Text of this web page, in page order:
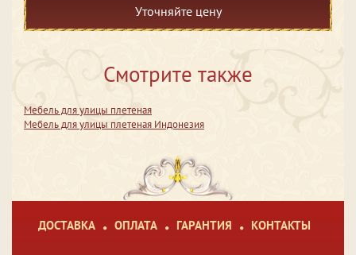
Уточняйте цену
Смотрите также
Мебель для улицы плетеная
Мебель для улицы плетеная Индонезия
ДОСТАВКА ОПЛАТА ГАРАНТИЯ КОНТАКТЫ